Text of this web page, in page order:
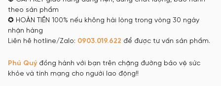
theo sản phẩm
✪ HOÀN TIỀN 100% nếu không hài lòng trong vòng 30 ngày
nhận hàng
Liên hê hotline/Zalo: 0903.019.622 để được tư vấn sản phẩm.
Phú Quý đồng hành với bạn trên chặng đường bảo vệ sức
khỏe và tính mạng cho người lao động!!